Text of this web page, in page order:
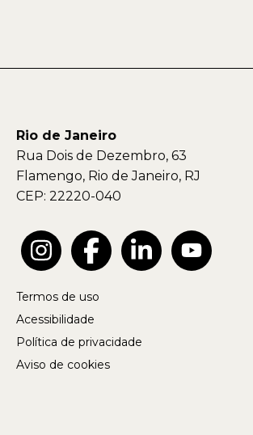
Rio de Janeiro
Rua Dois de Dezembro, 63
Flamengo, Rio de Janeiro, RJ
CEP: 22220-040
Termos de uso
Acessibilidade
Política de privacidade
Aviso de cookies